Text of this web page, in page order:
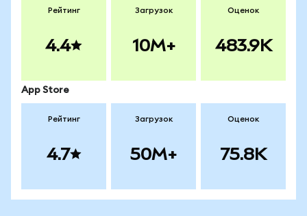
Рейтинг
4.4
Загрузок
10M+
Оценок
483.9K
App Store
Рейтинг
4.7
Загрузок
50M+
Оценок
75.8K